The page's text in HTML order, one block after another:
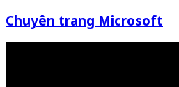
Chuyên trang Microsoft